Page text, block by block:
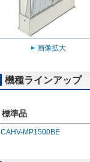
画像拡大
機種ラインアップ
標準品
CAHV-MP1500BE